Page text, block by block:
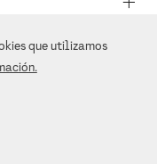
que utilizamos